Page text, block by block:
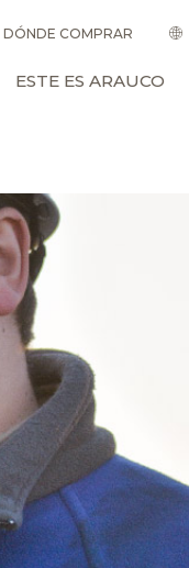
DÓNDE COMPRAR
ESTE ES ARAUCO